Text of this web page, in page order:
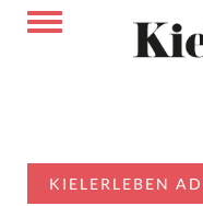
KIELERLEBEN